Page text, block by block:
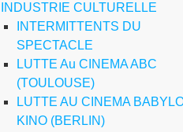
INDUSTRIE CULTURELLE
INTERMITTENTS DU
SPECTACLE
LUTTE Au CINEMA ABC
(TOULOUSE)
LUTTE AU CINEMA
KINO (BERLIN)